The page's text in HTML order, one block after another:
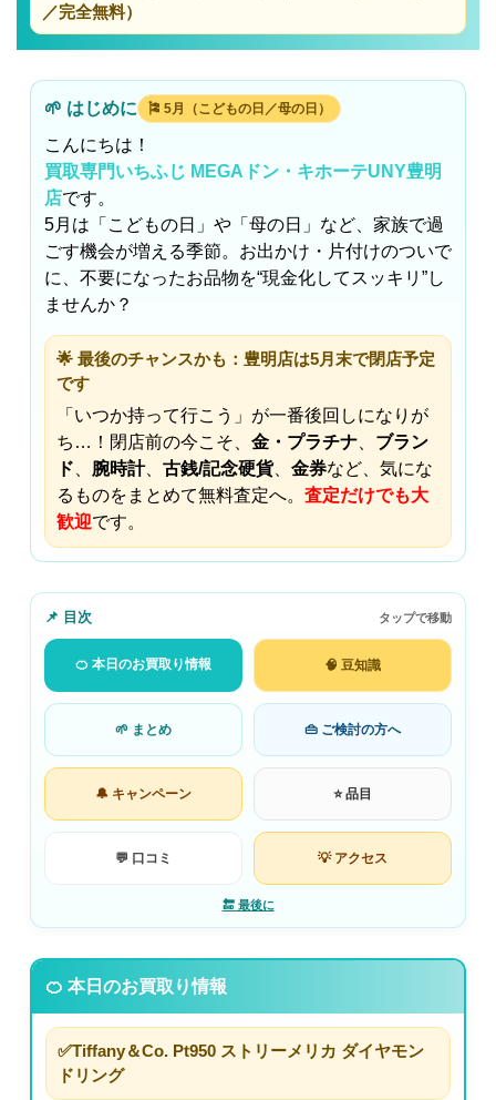
／完全無料）
🌱 はじめに 🎏 5月（こどもの日／母の日）
こんにちは！
買取専門いちふじ MEGAドン・キホーテUNY豊明
店です。
5月は「こどもの日」や「母の日」など、家族で過
ごす機会が増える季節。お出かけ・片付けのついで
に、不要になったお品物を“現金化してスッキリ”し
ませんか？
🌟 最後のチャンスかも：豊明店は5月末で閉店予定
です
「いつか持って行こう」が一番後回しになりが
ち…！閉店前の今こそ、 金・プラチナ
ブラン
ド
腕時計、 古銭/記念硬貨、 金券など、気にな
るものをまとめて無料査定へ。 査定だけでも大
歓迎です。
📌 目次 タップで移動
🍊 本日のお買取り情報 🧠 豆知識
🌱 まとめ 👜 ご検討の方へ
🔔 キャンペーン ⭐ 品目
💬 口コミ 💡 アクセス
🔚 最後に
🍊 本日のお買取り情報
✅Tiffany＆Co. Pt950 ストリーメリカ ダイヤモン
ドリング